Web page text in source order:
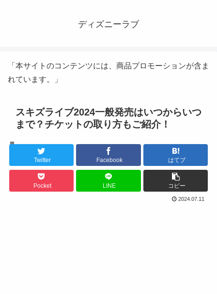
ディズニーラブ
「本サイトのコンテンツには、商品プロモーションが含ま
れています。」
スキズライブ2024一般発売はいつからいつ
まで？チケットの取り方もご紹介！
Twitter Facebook はてブ
Pocket LINE コピー
2024.07.11